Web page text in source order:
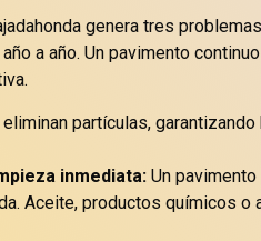
genera tres problemas
a año. Un pavimento
partículas, garantizando
inmediata: Un pavimento
Aceite, productos químicos o